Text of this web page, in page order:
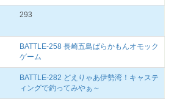
293
BATTLE-258 長崎五島ばらかもんオモック
ゲーム
BATTLE-282 どえりゃあ伊勢湾！キャステ
ィングで釣ってみやぁ～